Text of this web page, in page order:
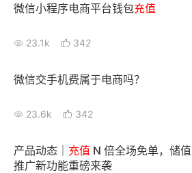
入驻有赞 认证代理商
认证服务商
微信小程序电商平台钱包充值
23.1k 342
微信交手机费属于电商吗？
23.6k 342
产品动态｜ 充值 N 倍全场免单，储值
推广新功能重磅来袭